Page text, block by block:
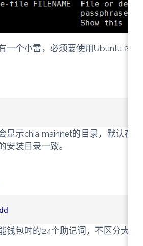
一个小雷，必须要使用Ubuntu
显示chia mainnet的目录，默认
安装目录一致。
钱包时的24个助记词，不区分大小